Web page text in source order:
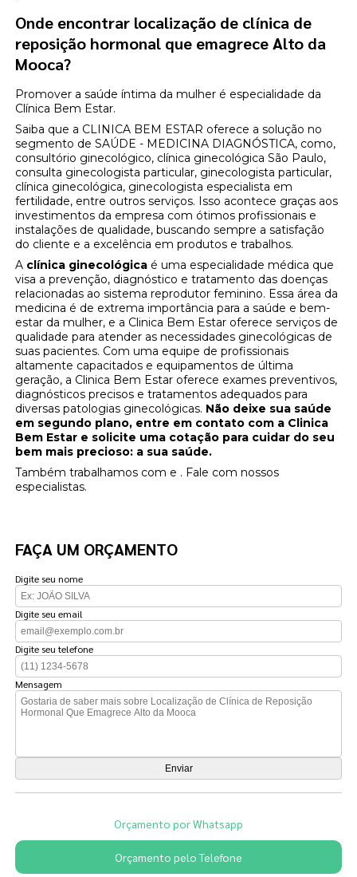
Onde encontrar localização de clínica de
reposição hormonal que emagrece Alto da
Mooca?
Promover a saúde íntima da mulher é especialidade da
Clínica Bem Estar.
Saiba que a CLINICA BEM ESTAR oferece a solução no
segmento de SAÚDE - MEDICINA DIAGNÓSTICA, como,
consultório ginecológico, clínica ginecológica São Paulo,
consulta ginecologista particular, ginecologista particular,
clínica ginecológica, ginecologista especialista em
fertilidade, entre outros serviços. Isso acontece graças aos
investimentos da empresa com ótimos profissionais e
instalações de qualidade, buscando sempre a satisfação
do cliente e a excelência em produtos e trabalhos.
A clínica ginecológica é uma especialidade médica que
visa a prevenção, diagnóstico e tratamento das doenças
relacionadas ao sistema reprodutor feminino. Essa área da
medicina é de extrema importância para a saúde e bem-
estar da mulher, e a Clinica Bem Estar oferece serviços de
qualidade para atender as necessidades ginecológicas de
suas pacientes. Com uma equipe de profissionais
altamente capacitados e equipamentos de última
geração, a Clinica Bem Estar oferece exames preventivos,
diagnósticos precisos e tratamentos adequados para
diversas patologias ginecológicas. Não deixe sua saúde
em segundo plano, entre em contato com a Clinica
Bem Estar e solicite uma cotação para cuidar do seu
bem mais precioso: a sua saúde.
Também trabalhamos com e . Fale com nossos
especialistas.
FAÇA UM ORÇAMENTO
Digite seu nome
Digite seu email
Digite seu telefone
Mensagem
Orçamento por Whatsapp
Orçamento pelo Telefone